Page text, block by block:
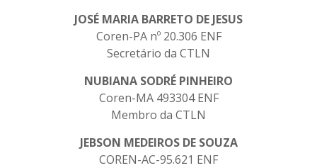
JOSÉ MARIA BARRETO DE JESUS
Coren-PA nº 20.306 ENF
Secretário da CTLN
NUBIANA SODRÉ PINHEIRO
Coren-MA 493304 ENF
Membro da CTLN
JEBSON MEDEIROS DE SOUZA
COREN-AC-95.621 ENF